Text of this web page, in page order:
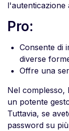
l'autenticazione
Pro:
Consente di
diverse
Offre una
Nel complesso,
un potente
Tuttavia, se
password su